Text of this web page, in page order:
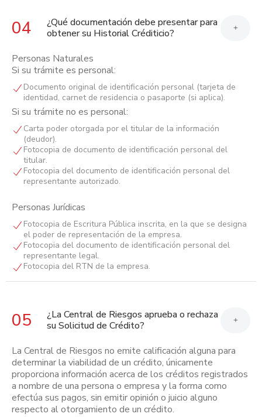
04
¿Qué documentación debe presentar para
obtener su Historial Créditicio?
+
Personas Naturales
Si su trámite es personal:
Documento original de identificación personal (tarjeta de
identidad, carnet de residencia o pasaporte (si aplica).
Si su trámite no es personal:
Carta poder otorgada por el titular de la información
(deudor).
Fotocopia de documento de identificación personal del
titular.
Fotocopia del documento de identificación personal del
representante autorizado.
Personas Jurídicas
Fotocopia de Escritura Pública inscrita, en la que se designa
el poder de representación de la empresa.
Fotocopia del documento de identificación personal del
representante legal.
Fotocopia del RTN de la empresa.
05
¿La Central de Riesgos aprueba o rechaza
su Solicitud de Crédito?
+
La Central de Riesgos no emite calificación alguna para
determinar la viabilidad de un crédito, únicamente
proporciona información acerca de los créditos registrados
a nombre de una persona o empresa y la forma como
efectúa sus pagos, sin emitir opinión o juicio alguno
respecto al otorgamiento de un crédito.